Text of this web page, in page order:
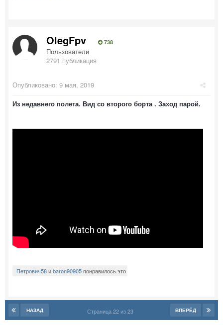
OlegFpv 738
Пользователи
2791 публикация
Опубликовано: 9 мая, 2019
Из недавнего полета. Вид со второго борта . Заход парой.
Петрович58иbaron90905понравилось это
НАЗАД ВПЕРЁД
Страница 22 из 23